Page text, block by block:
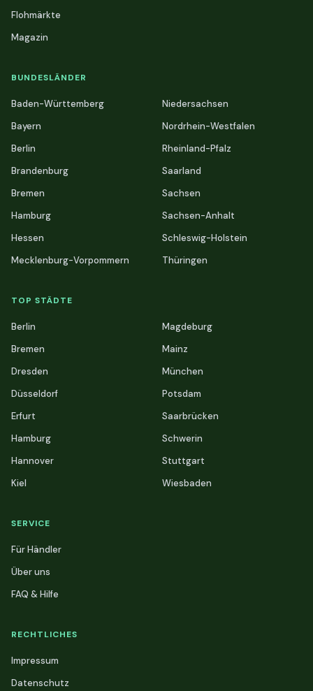
Flohmärkte
Magazin
BUNDESLÄNDER
Baden-Württemberg
Bayern
Berlin
Brandenburg
Bremen
Hamburg
Hessen
Mecklenburg-Vorpommern
Niedersachsen
Nordrhein-Westfalen
Rheinland-Pfalz
Saarland
Sachsen
Sachsen-Anhalt
Schleswig-Holstein
Thüringen
TOP STÄDTE
Berlin
Bremen
Dresden
Düsseldorf
Erfurt
Hamburg
Hannover
Kiel
Magdeburg
Mainz
München
Potsdam
Saarbrücken
Schwerin
Stuttgart
Wiesbaden
SERVICE
Für Händler
Über uns
FAQ & Hilfe
RECHTLICHES
Impressum
Datenschutz